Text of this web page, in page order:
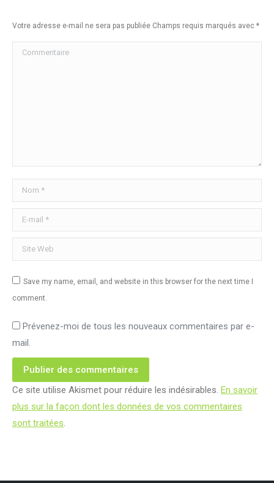
Votre adresse e-mail ne sera pas publiée Champs requis marqués avec *
Commentaire
Nom *
E-mail *
Site Web
Save my name, email, and website in this browser for the next time I
comment.
Prévenez-moi de tous les nouveaux commentaires par e-
mail.
Publier des commentaires
Ce site utilise Akismet pour réduire les indésirables. En savoir
plus sur la façon dont les données de vos commentaires
sont traitées.